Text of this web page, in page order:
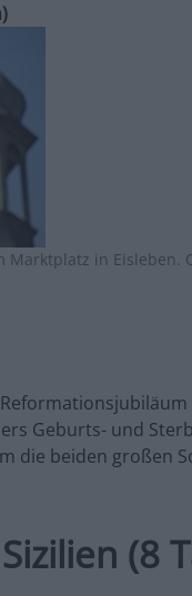
Marktplatz in Eisleben.
Geburts- und
die beiden großen
(8